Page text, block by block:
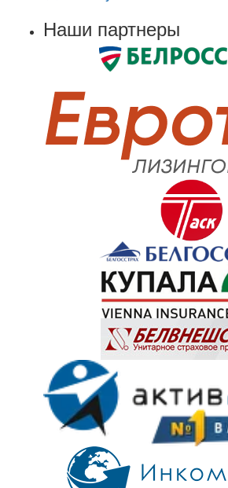
Наши партнеры